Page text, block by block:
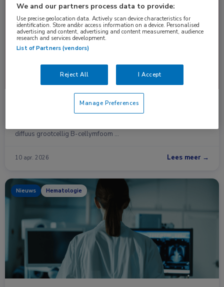
Herziening richtlijn Late effecten na
hodgkinlymfoom en DLBCL
diffuus grootcellig B-cellymfoom …
10 apr. 2026 Lees meer →
Nieuws Hematologie
We and our partners process data to provide:
Use precise geolocation data. Actively scan device characteristics for
identification. Store and/or access information on a device. Personalised
advertising and content, advertising and content measurement, audience
research and services development.
List of Partners (vendors)
Reject All I Accept
Manage Preferences